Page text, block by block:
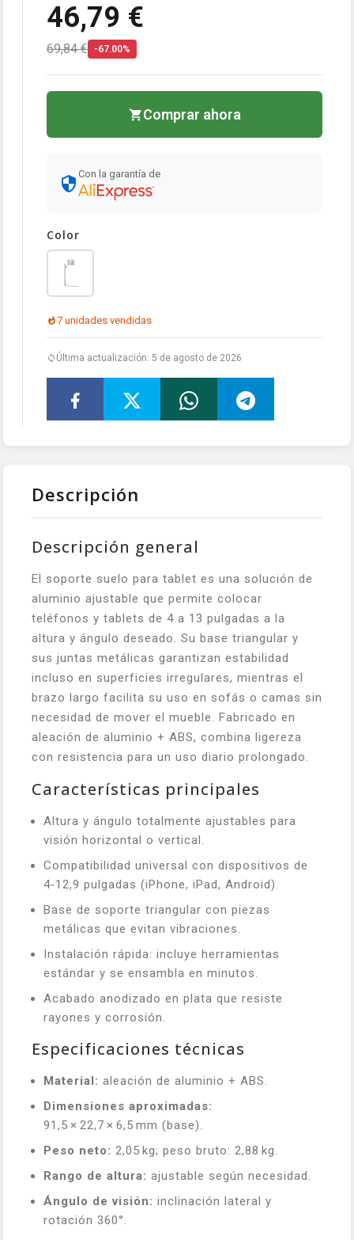
46,79 €
69,84 € -67.00%
Comprar ahora
Con la garantía de
Color
7 unidades vendidas
Última actualización: 5 de agosto de 2026
Descripción
Descripción general
El soporte suelo para tablet es una solución de
aluminio ajustable que permite colocar
teléfonos y tablets de 4 a 13 pulgadas a la
altura y ángulo deseado. Su base triangular y
sus juntas metálicas garantizan estabilidad
incluso en superficies irregulares, mientras el
brazo largo facilita su uso en sofás o camas sin
necesidad de mover el mueble. Fabricado en
aleación de aluminio + ABS, combina ligereza
con resistencia para un uso diario prolongado.
Características principales
Altura y ángulo totalmente ajustables para
visión horizontal o vertical.
Compatibilidad universal con dispositivos de
4‑12,9 pulgadas (iPhone, iPad, Android).
Base de soporte triangular con piezas
metálicas que evitan vibraciones.
Instalación rápida: incluye herramientas
estándar y se ensambla en minutos.
Acabado anodizado en plata que resiste
rayones y corrosión.
Especificaciones técnicas
Material: aleación de aluminio + ABS.
Dimensiones aproximadas:
91,5 × 22,7 × 6,5 mm (base).
Peso neto: 2,05 kg; peso bruto: 2,88 kg.
Rango de altura: ajustable según necesidad.
Ángulo de visión: inclinación lateral y
rotación 360°.